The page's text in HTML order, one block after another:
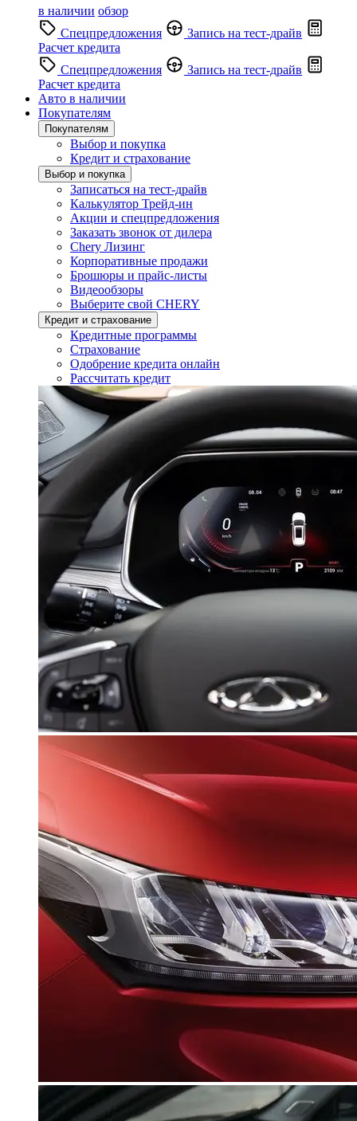
в наличии обзор
Спецпредложения
Запись на тест-драйв
Расчет кредита
Спецпредложения
Запись на тест-драйв
Расчет кредита
Авто в наличии
Покупателям
Покупателям
Выбор и покупка
Кредит и страхование
Выбор и покупка
Записаться на тест-драйв
Калькулятор Трейд-ин
Акции и спецпредложения
Заказать звонок от дилера
Chery Лизинг
Корпоративные продажи
Брошюры и прайс-листы
Видеообзоры
Выберите свой CHERY
Кредит и страхование
Кредитные программы
Страхование
Одобрение кредита онлайн
Рассчитать кредит